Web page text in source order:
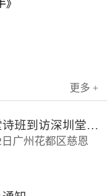
更多 +
广州慈恩堂诗班到访深圳堂、和平堂
日广州花都区慈恩
海莲牧师的带领